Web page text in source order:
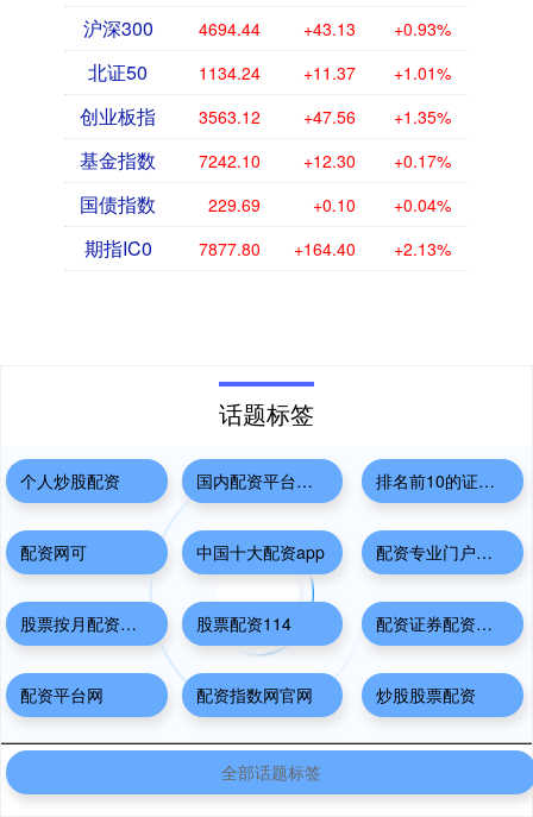
沪深300 4694.44 +43.13 +0.93%
北证50 1134.24 +11.37 +1.01%
创业板指 3563.12 +47.56 +1.35%
基金指数 7242.10 +12.30 +0.17%
国债指数 229.69 +0.10 +0.04%
期指IC0 7877.80 +164.40 +2.13%
话题标签
个人炒股配资 国内配资平台排名 排名前10的证券公司
配资网可 中国十大配资app 配资专业门户登录入口
股票按月配资开户 股票配资114 配资证券配资网站
配资平台网 配资指数网官网 炒股股票配资
全部话题标签